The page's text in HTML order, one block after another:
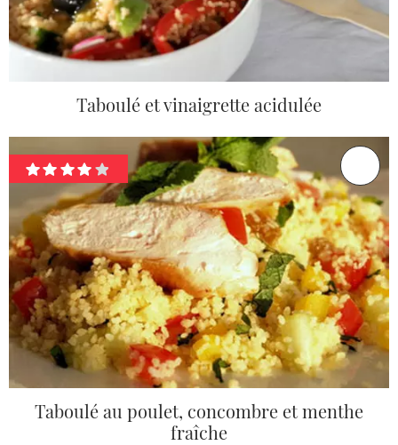
Taboulé et vinaigrette acidulée
Taboulé au poulet, concombre et menthe
fraîche